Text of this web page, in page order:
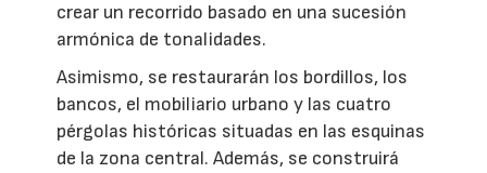
crear un recorrido basado en una sucesión
armónica de tonalidades.
Asimismo, se restaurarán los bordillos, los
bancos, el mobiliario urbano y las cuatro
pérgolas históricas situadas en las esquinas
de la zona central. Además, se construirá